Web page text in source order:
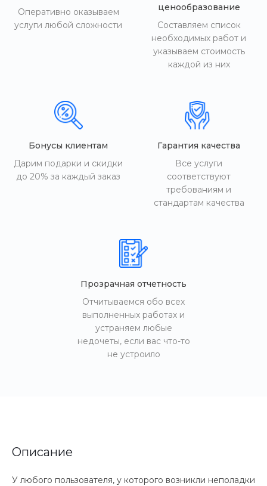
Оперативно оказываем
услуги любой сложности
ценообразование
Составляем список
необходимых работ и
указываем стоимость
каждой из них
Бонусы клиентам
Дарим подарки и скидки
до 20% за каждый заказ
Гарантия качества
Все услуги
соответствуют
требованиям и
стандартам качества
Прозрачная отчетность
Отчитываемся обо всех
выполненных работах и
устраняем любые
недочеты, если вас что-то
не устроило
Описание
У любого пользователя, у которого возникли неполадки